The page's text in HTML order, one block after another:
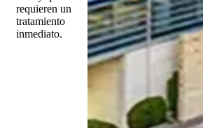
requieren un
tratamiento
inmediato.